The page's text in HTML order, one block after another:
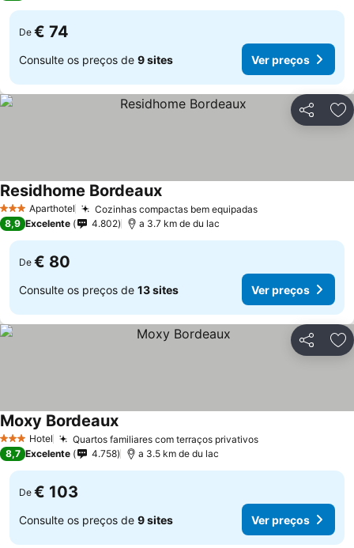
De € 74
Consulte os preços de 9 sites Ver preços
Partilhar
3 EstrelasAparthotel Cozinhas compactas bem equipadas
Residhome Bordeaux
8,9 Excelente 4.802 a 3.7 km de du lac
De € 80
Consulte os preços de 13 sites Ver preços
Partilhar
3 EstrelasHotel Quartos familiares com terraços privativos
Moxy Bordeaux
8,7 Excelente 4.758 a 3.5 km de du lac
De € 103
Consulte os preços de 9 sites Ver preços